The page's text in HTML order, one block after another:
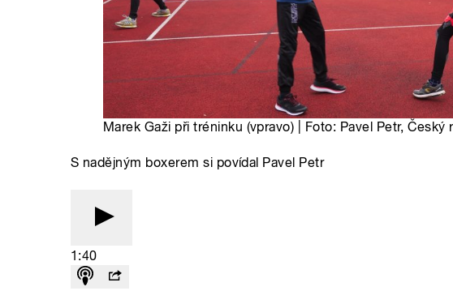
Marek Gaži při tréninku (vpravo) | Foto: Pavel Petr, Český
S nadějným boxerem si povídal Pavel Petr
1:40